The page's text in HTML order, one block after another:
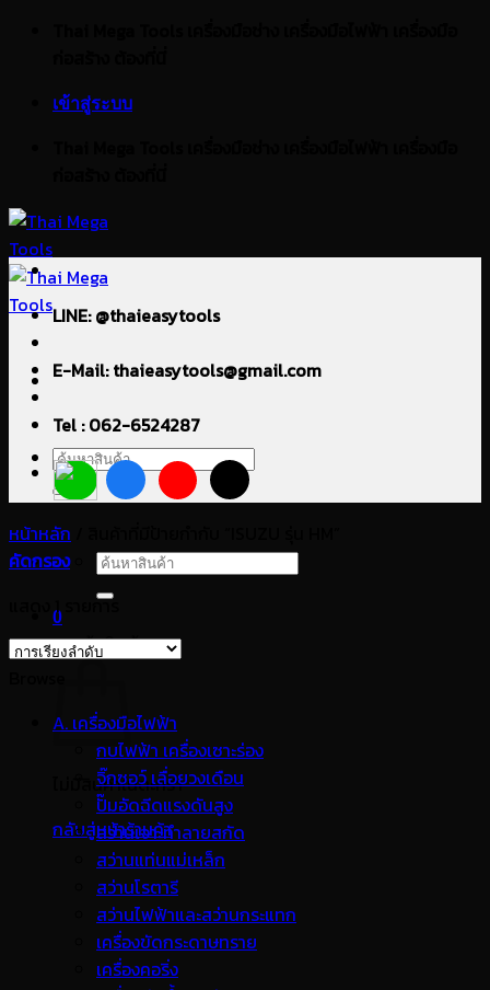
เข้าสู่ระบบ
ค้นหา:
ค้นหา:
0
ตะกร้าสินค้า
ไม่มีสินค้าในตะกร้า
กลับสู่หน้าร้านค้า
LINE: @thaieasytools
E-Mail: thaieasytools@gmail.com
Tel : 062-6524287
หน้าหลัก
คัดกรอง
แสดง 1 รายการ
A. เครื่องมือไฟฟ้า
กบไฟฟ้า เครื่องเซาะร่อง
จิ๊กซอว์ เลื่อยวงเดือน
ปั๊มอัดฉีดแรงดันสูง
สว่านเจาะทำลายสกัด
สว่านแท่นแม่เหล็ก
สว่านโรตารี
สว่านไฟฟ้าและสว่านกระแทก
เครื่องขัดกระดาษทราย
เครื่องคอริ่ง